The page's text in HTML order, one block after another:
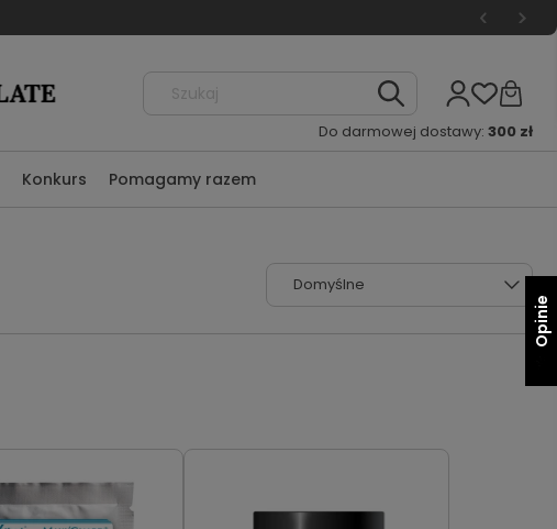
Do darmowej dostawy: 300 zł
Konkurs Pomagamy razem
Opinie